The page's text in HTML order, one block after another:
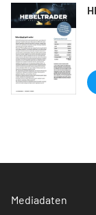
Mediadaten